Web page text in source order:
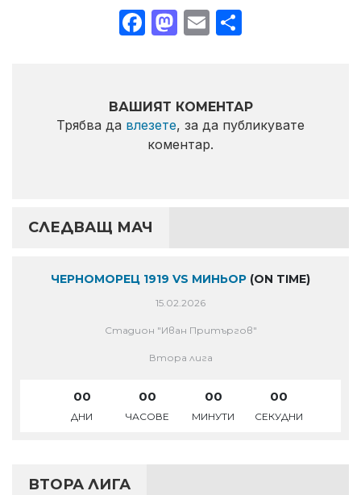
Facebook
Mastodon
Email
ВАШИЯТ КОМЕНТАР
Трябва да влезете, за да публикувате
коментар.
СЛЕДВАЩ МАЧ
ЧЕРНОМОРЕЦ 1919 VS МИНЬОР (ON TIME)
15.02.2026
Стадион "Иван Притъргов"
Втора лига
00
ДНИ
00
ЧАСОВЕ
00
МИНУТИ
00
СЕКУДНИ
ВТОРА ЛИГА